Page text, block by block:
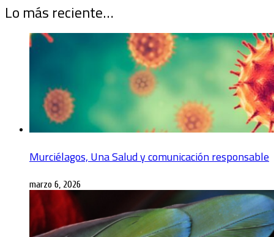
Lo más reciente…
Murciélagos, Una Salud y comunicación responsable
marzo 6, 2026